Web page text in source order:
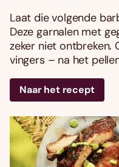
Laat die volgende
Deze garnalen met
zeker niet ontbreken.
vingers – na het
Naar het recept